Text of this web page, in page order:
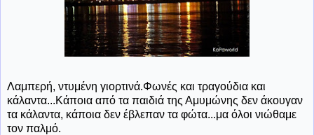
Λαμπερή, ντυμένη γιορτινά.Φωνές και τραγούδια και
κάλαντα...Κάποια από τα παιδιά της Αμυμώνης δεν άκουγαν
τα κάλαντα, κάποια δεν έβλεπαν τα φώτα...μα όλοι νιώθαμε
τον παλμό.